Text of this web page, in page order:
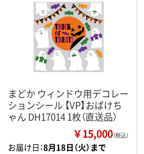
まどか ウィンドウ用デコレー
ションシール 【VP】おばけち
ゃん DH17014 1枚（直送品）
￥15,000（税込）
お届け日：8月18日（火）まで